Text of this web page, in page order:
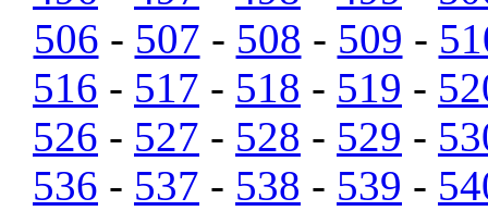
506 - 507 - 508 - 509 -
516 - 517 - 518 - 519 -
526 - 527 - 528 - 529 -
536 - 537 - 538 - 539 -